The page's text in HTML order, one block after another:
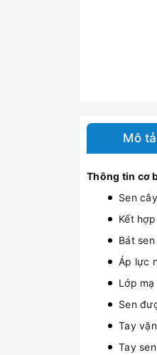
Mô tả
Thông tin cơ
Sen
Kết
Bát
Áp lực
Lớp
Sen
Tay
Tay